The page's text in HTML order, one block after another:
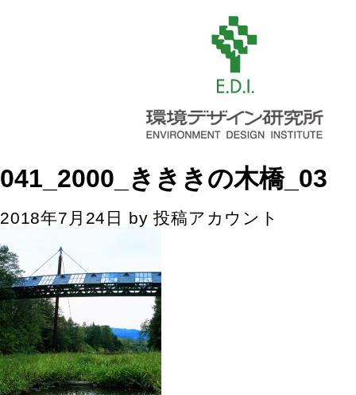
041_2000_きききの木橋_03
2018年7月24日 by投稿アカウント